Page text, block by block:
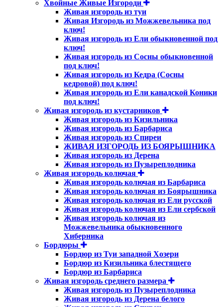
Хвойные Живые Изгороди
Живая изгородь из туи
Живая Изгородь из Можжевельника под
ключ!
Живая изгородь из Ели обыкновенной под
ключ!
Живая изгородь из Сосны обыкновенной
под ключ!
Живая изгородь из Кедра (Сосны
кедровой) под ключ!
Живая изгородь из Ели канадской Коники
под ключ!
Живая изгородь из кустарников
Живая изгородь из Кизильника
Живая изгородь из Барбариса
Живая изгородь из Спиреи
ЖИВАЯ ИЗГОРОДЬ ИЗ БОЯРЫШНИКА
Живая изгородь из Дерена
Живая изгородь из Пузыреплодника
Живая изгородь колючая
Живая изгородь колючая из Барбариса
Живая изгородь колючая из Боярышника
Живая изгородь колючая из Ели русской
Живая изгородь колючая из Ели сербской
Живая изгородь колючая из
Можжевельника обыкновенного
Хиберника
Бордюры
Бордюр из Туи западной Хозери
Бордюр из Кизильника блестящего
Бордюр из Барбариса
Живая изгородь среднего размера
Живая изгородь из Пузыреплодника
Живая изгородь из Дерена белого